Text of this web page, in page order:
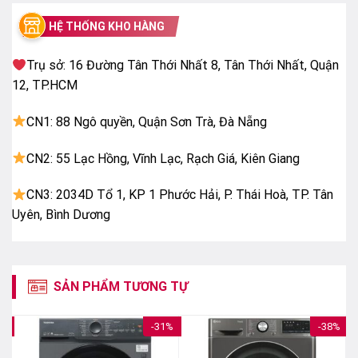
Dựa trên dữ liệu lớn được tích hợp, AI DD™ mang đến
HỆ THỐNG KHO HÀNG
Trụ sở: 16 Đường Tân Thới Nhất 8, Tân Thới Nhất, Quận
12, TP.HCM
CN1: 88 Ngô quyền, Quận Sơn Trà, Đà Nẵng
CN2: 55 Lạc Hồng, Vĩnh Lạc, Rạch Giá, Kiên Giang
CN3: 2034D Tổ 1, KP 1 Phước Hải, P. Thái Hoà, TP. Tân
Uyên, Bình Dương
SẢN PHẨM TƯƠNG TỰ
-31% -38%